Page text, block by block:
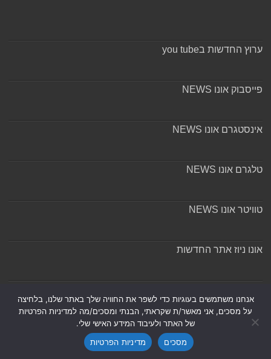
ערוץ החדשות בyou tube
פייסבוק אונו NEWS
אינסטגרם אונו NEWS
טלגרם אונו NEWS
טוויטר אונו NEWS
אונו ניוז אתר החדשות
אנחנו משתמשים בעוגיות כדי לשפר את החוויה שלך באתר שלנו, בלחיצה
על מסכים, אני מאשר/ת שקראתי, הבנתי ומסכים/מה למדיניות הפרטיות
של האתר ולעיבוד המידע האישי שלי.
מסכים
מדיניות הפרטיות